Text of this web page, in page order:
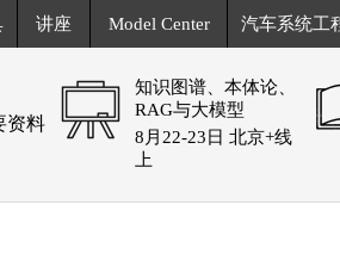
讲座 Model Center 汽车系统工
资料
知识图谱、本体论、
RAG与大模型
8月22-23日 北京+线
上